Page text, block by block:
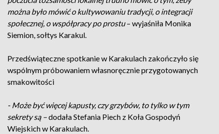
można było mówić o kultywowaniu tradycji, o integracji
społecznej, o współpracy po prostu– wyjaśniła Monika
Siemion, sołtys Karakul.
Przedświąteczne spotkanie w Karakulach zakończyło się
wspólnym próbowaniem własnoręcznie przygotowanych
smakowitości
- Może być więcej kapusty, czy grzybów, to tylko w tym
sekrety są –dodała Stefania Piech z Koła Gospodyń
Wiejskich w Karakulach.